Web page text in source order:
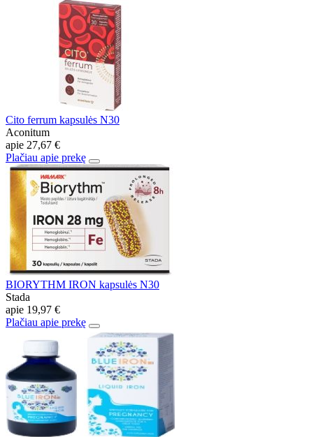
Cito ferrum kapsulės N30
Aconitum
apie 27,67 €
Plačiau apie prekę
BIORYTHM IRON kapsulės N30
Stada
apie 19,97 €
Plačiau apie prekę